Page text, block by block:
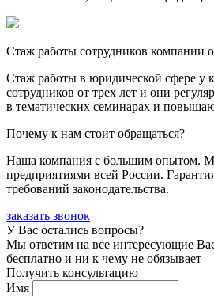
Стаж работы сотрудников компании
Стаж работы в юридической сфере у
сотрудников от трех лет и они
в тематических семинарах и
Почему к нам стоит обращаться?
Наша компания с большим опытом.
предприятиями всей России.
требований законодательства.
заказать звонок
У Вас остались вопросы?
Мы ответим на все интересующие
бесплатно и ни к чему не обязывает
Получить консультацию
Имя